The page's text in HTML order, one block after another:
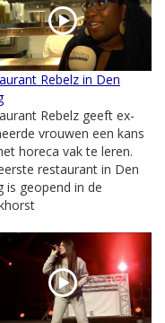
Rebelz in Den
Rebelz geeft ex-
vrouwen een kans
horeca vak te leren.
restaurant in Den
is geopend in de